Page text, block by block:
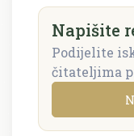
Napišite
Podijelite
čitateljima